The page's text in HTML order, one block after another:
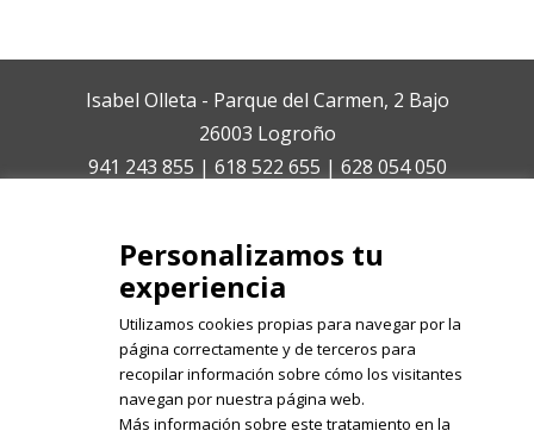
Isabel Olleta - Parque del Carmen, 2 Bajo
26003 Logroño
941 243 855 | 618 522 655 | 628 054 050
Registrate en nuestro boletín de
noticias
Personalizamos tu
experiencia
Utilizamos cookies propias para navegar por la
página correctamente y de terceros para
recopilar información sobre cómo los visitantes
navegan por nuestra página web.
Más información sobre este tratamiento en la